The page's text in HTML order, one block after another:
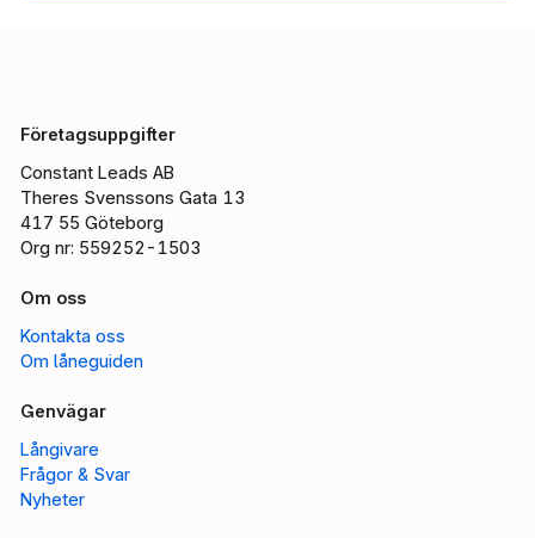
Företagsuppgifter
Constant Leads AB
Theres Svenssons Gata 13
417 55 Göteborg
Org nr: 559252-1503
Om oss
Kontakta oss
Om låneguiden
Genvägar
Långivare
Frågor & Svar
Nyheter